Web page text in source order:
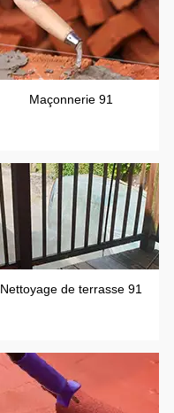
Maçonnerie 91
Nettoyage de terrasse 91